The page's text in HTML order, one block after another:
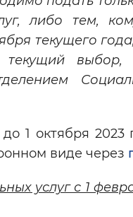
либо тем,
текущего
текущий
1 октября
виде через
услуг с 1